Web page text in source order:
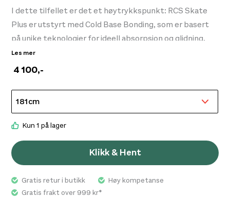
4 100,-
I dette tilfellet er det et høytrykkspunkt: RCS Skate
Plus er utstyrt med Cold Base Bonding, som er basert
på unike teknologier for ideell absorpsjon og glidning.
Dette betyr enda mer fart for løperne. Temperatur: -10
°C og varmere.
separat.
Kun 1 på lager
Klikk & Hent
Les mer
Gratis retur i butikk
Høy kompetanse
Gratis frakt over 999 kr*